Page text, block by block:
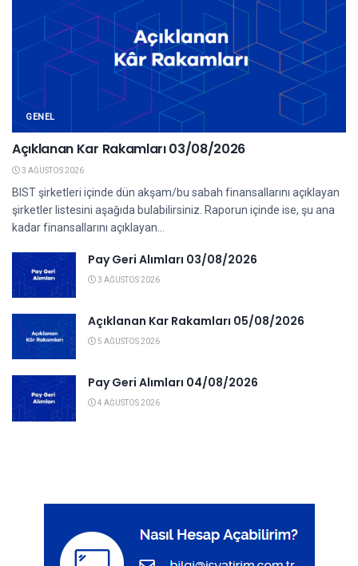
GENEL
Açıklanan Kar Rakamları 03/08/2026
3 AĞUSTOS 2026
BIST şirketleri içinde dün akşam/bu sabah finansallarını açıklayan
şirketler listesini aşağıda bulabilirsiniz. Raporun içinde ise, şu ana
kadar finansallarını açıklayan...
Pay Geri Alımları 03/08/2026
3 AĞUSTOS 2026
Açıklanan Kar Rakamları 05/08/2026
5 AĞUSTOS 2026
Pay Geri Alımları 04/08/2026
4 AĞUSTOS 2026